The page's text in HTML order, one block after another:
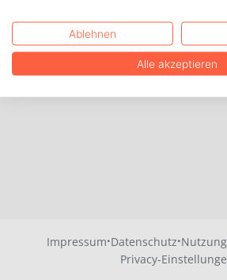
Impressum·Datenschutz·
Privacy-
Ablehnen
Alle akzeptieren